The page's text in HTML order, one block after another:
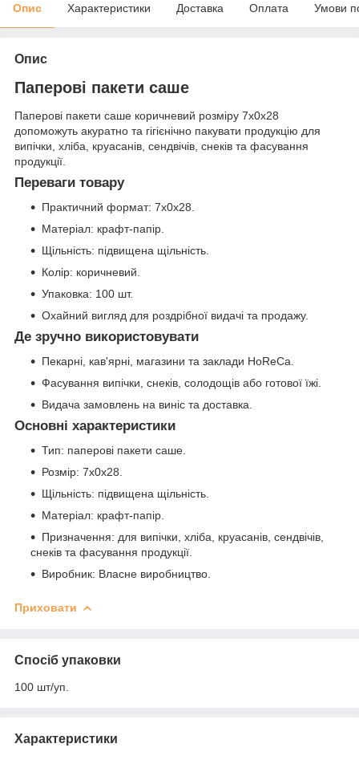
Опис Характеристики Доставка Оплата Умови
Опис
Паперові пакети саше
Паперові пакети саше коричневий розміру 7x0x28
допоможуть акуратно та гігієнічно пакувати продукцію для
випічки, хліба, круасанів, сендвічів, снеків та фасування
продукції.
Переваги товару
Практичний формат: 7x0x28.
Матеріал: крафт-папір.
Щільність: підвищена щільність.
Колір: коричневий.
Упаковка: 100 шт.
Охайний вигляд для роздрібної видачі та продажу.
Де зручно використовувати
Пекарні, кав'ярні, магазини та заклади HoReCa.
Фасування випічки, снеків, солодощів або готової їжі.
Видача замовлень на виніс та доставка.
Основні характеристики
Тип: паперові пакети саше.
Розмір: 7x0x28.
Щільність: підвищена щільність.
Матеріал: крафт-папір.
Призначення: для випічки, хліба, круасанів, сендвічів,
снеків та фасування продукції.
Виробник: Власне виробництво.
Приховати
Спосіб упаковки
100 шт/уп.
Характеристики